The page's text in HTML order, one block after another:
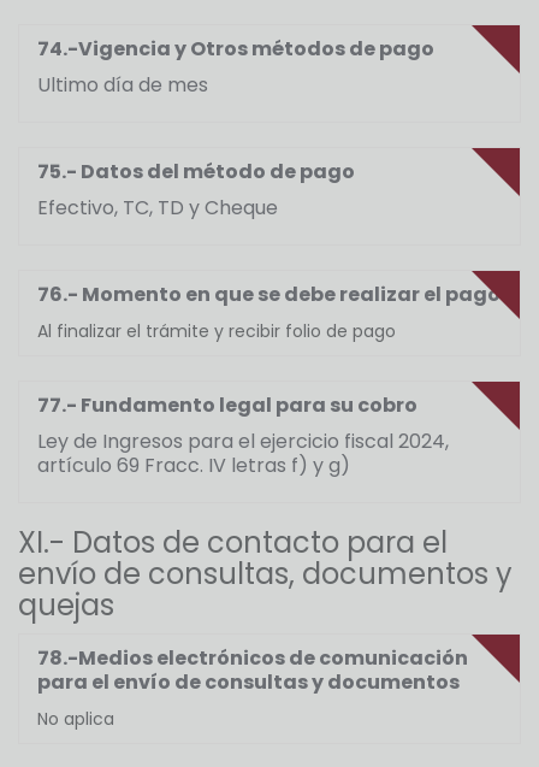
74.-Vigencia y Otros métodos de pago
Ultimo día de mes
75.- Datos del método de pago
Efectivo, TC, TD y Cheque
76.- Momento en que se debe realizar el pago
Al finalizar el trámite y recibir folio de pago
77.- Fundamento legal para su cobro
Ley de Ingresos para el ejercicio fiscal 2024,
artículo 69 Fracc. IV letras f) y g)
XI.- Datos de contacto para el
envío de consultas, documentos y
quejas
78.-Medios electrónicos de comunicación
para el envío de consultas y documentos
No aplica